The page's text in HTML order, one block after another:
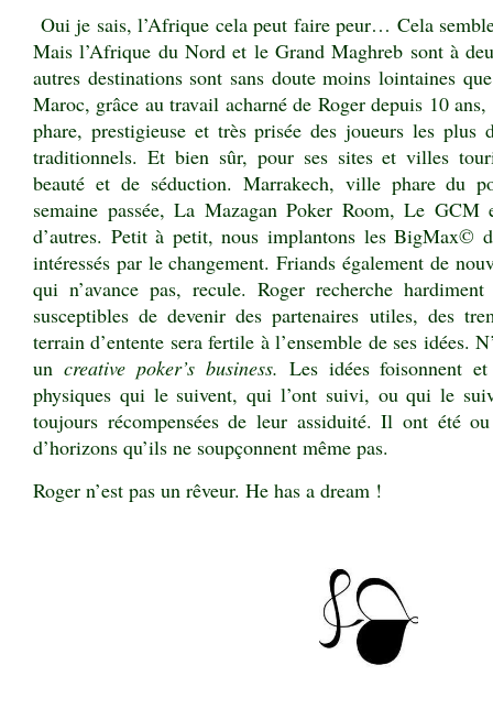
Oui je sais, l’Afrique cela peut faire peur… Cela
Mais l’Afrique du Nord et le Grand Maghreb sont à
autres destinations sont sans doute moins lointaines
Maroc, grâce au travail acharné de Roger depuis 10
phare, prestigieuse et très prisée des joueurs les
traditionnels. Et bien sûr, pour ses sites et villes
beauté et de séduction. Marrakech, ville phare du
semaine passée, La Mazagan Poker Room, Le
d’autres. Petit à petit, nous implantons les BigMax©
intéressés par le changement. Friands également de
qui n’avance pas, recule. Roger recherche
susceptibles de devenir des partenaires utiles, des
terrain d’entente sera fertile à l’ensemble de ses idées.
un creative poker’s business. Les idées foisonnent
physiques qui le suivent, qui l’ont suivi, ou qui le
toujours récompensées de leur assiduité. Il ont été
d’horizons qu’ils ne soupçonnent même pas.
Roger n’est pas un rêveur. He has a dream !